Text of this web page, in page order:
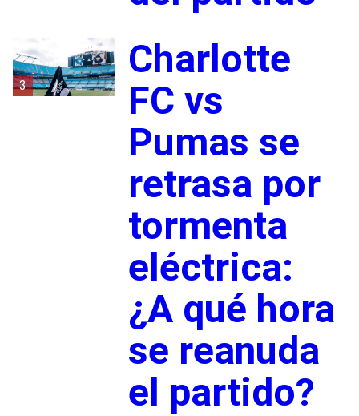
3
Charlotte
FC vs
Pumas se
retrasa por
tormenta
eléctrica:
¿A qué hora
se reanuda
el partido?